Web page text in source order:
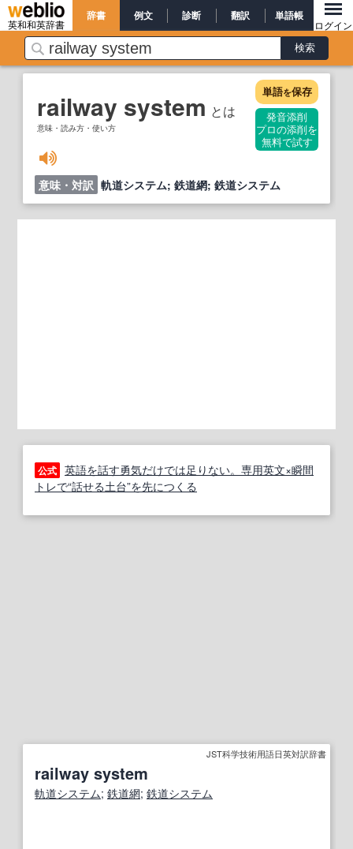
英和和英辞書
辞書 例文 診断 翻訳 単語帳
ログイン
railway system とは
意味・読み方・使い方
単語を保存
発音添削
プロの添削を
無料で試す
意味・対訳 軌道システム; 鉄道網; 鉄道システム
公式 英語を話す勇気だけでは足りない。専用英文×瞬間
トレで“話せる土台”を先につくる
JST科学技術用語日英対訳辞書
railway system
軌道システム; 鉄道網; 鉄道システム